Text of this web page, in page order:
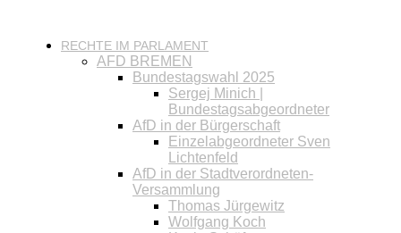
RECHTE IM PARLAMENT
AFD BREMEN
Bundestagswahl 2025
Sergej Minich |
Bundestagsabgeordneter
AfD in der Bürgerschaft
Einzelabgeordneter Sven
Lichtenfeld
AfD in der Stadtverordneten-
Versammlung
Thomas Jürgewitz
Wolfgang Koch